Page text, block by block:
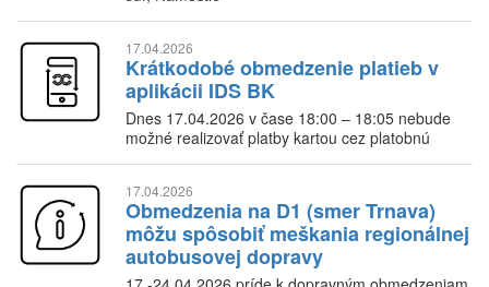
17.04.2026
Krátkodobé obmedzenie platieb v
aplikácii IDS BK
Dnes 17.04.2026 v čase 18:00 – 18:05 nebude
možné realizovať platby kartou cez platobnú
17.04.2026
Obmedzenia na D1 (smer Trnava)
môžu spôsobiť meškania regionálnej
autobusovej dopravy